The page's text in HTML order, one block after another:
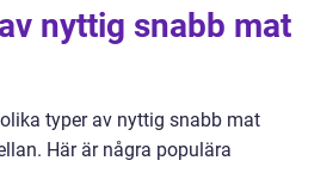
nyttig snabb mat
typer av nyttig snabb mat
Här är några populära